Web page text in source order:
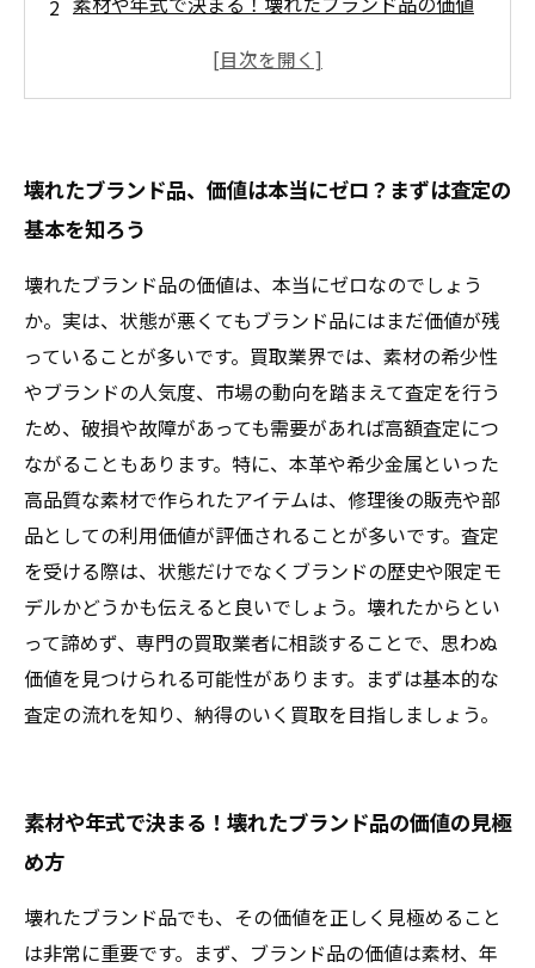
査定のプロが教える！破損していても高く売れ
たブランド品の賢い買取方法
壊れたブランド品でも損しない！買取成功で得
た満足の声とまとめ
壊れていても諦めないで！ブランド品の価値を
見極める鍵とは？
あなたの壊れたブランド品、実は高値がつくか
もしれない秘密
壊れたブランド品、価値は本当にゼロ？まずは査定の
基本を知ろう
壊れたブランド品の価値は、本当にゼロなのでしょう
か。実は、状態が悪くてもブランド品にはまだ価値が残
っていることが多いです。買取業界では、素材の希少性
やブランドの人気度、市場の動向を踏まえて査定を行う
ため、破損や故障があっても需要があれば高額査定につ
ながることもあります。特に、本革や希少金属といった
高品質な素材で作られたアイテムは、修理後の販売や部
品としての利用価値が評価されることが多いです。査定
を受ける際は、状態だけでなくブランドの歴史や限定モ
デルかどうかも伝えると良いでしょう。壊れたからとい
って諦めず、専門の買取業者に相談することで、思わぬ
価値を見つけられる可能性があります。まずは基本的な
査定の流れを知り、納得のいく買取を目指しましょう。
素材や年式で決まる！壊れたブランド品の価値の見極
め方
壊れたブランド品でも、その価値を正しく見極めること
は非常に重要です。まず、ブランド品の価値は素材、年